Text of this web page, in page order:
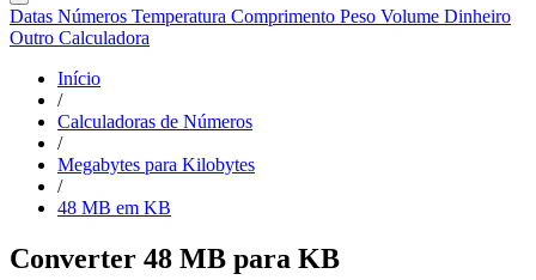
Datas Números Temperatura Comprimento Peso Volume Dinheiro
Outro Calculadora
Início
/
Calculadoras de Números
/
Megabytes para Kilobytes
/
48 MB em KB
Converter 48 MB para KB